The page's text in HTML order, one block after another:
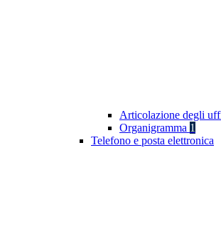
Articolazione degli
Organigramma 1
Telefono e posta elettronica